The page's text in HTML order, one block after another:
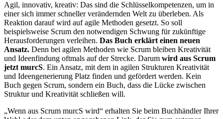
Agil, innovativ, kreativ: Das sind die Schlüsselkompetenzen, um in
einer sich immer schneller verändernden Welt zu überleben. Als
Reaktion darauf wird auf agile Methoden gesetzt. So soll
beispielsweise Scrum den notwendigen Schwung für zukünftige
Herausforderungen verleihen. Das Buch erklärt einen neuen
Ansatz. Denn bei agilen Methoden wie Scrum bleiben Kreativität
und Ideenfindung oftmals auf der Strecke. Darum wird aus Scrum
jetzt murcS. Ein Ansatz, mit dem in agilen Strukturen Kreativität
und Ideengenerierung Platz finden und gefördert werden. Kein
Buch gegen Scrum, sondern ein Buch, dass die Lücke zwischen
Struktur und Kreativität schließen will.
„Wenn aus Scrum murcS wird“ erhalten Sie beim Buchhändler Ihrer